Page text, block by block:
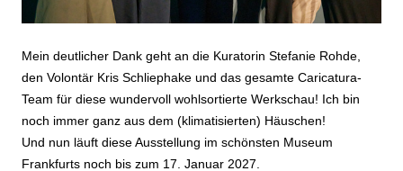
Mein deutlicher Dank geht an die Kuratorin Stefanie Rohde,
den Volontär Kris Schliephake und das gesamte Caricatura-
Team für diese wundervoll wohlsortierte Werkschau! Ich bin
noch immer ganz aus dem (klimatisierten) Häuschen!
Und nun läuft diese Ausstellung im schönsten Museum
Frankfurts noch bis zum 17. Januar 2027.